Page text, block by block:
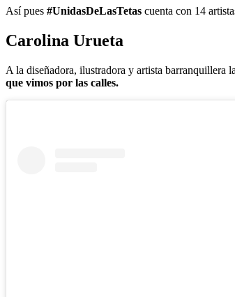
Así pues #UnidasDeLasTetas cuenta con 14
Carolina Urueta
A la diseñadora, ilustradora y artista barranquillera
que vimos por las calles.